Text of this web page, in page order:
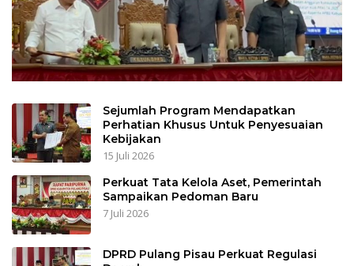
Sejumlah Program Mendapatkan
Perhatian Khusus Untuk Penyesuaian
Kebijakan
15 Juli 2026
Perkuat Tata Kelola Aset, Pemerintah
Sampaikan Pedoman Baru
7 Juli 2026
DPRD Pulang Pisau Perkuat Regulasi